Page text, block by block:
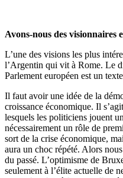
Avons-nous des visionnaires
L’une des visions les plus
l’Argentin qui vit à Rome. Le
Parlement européen est un
Il faut avoir une idée de la
croissance économique. Il
lesquels les politiciens jouent
nécessairement un rôle de
sort de la crise économique,
aura un choc répété. Alors
du passé. L’optimisme de
seulement à l’élite actuelle de